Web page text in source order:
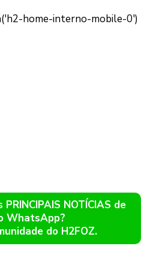
NOTÍCIAS de
WhatsApp?
do H2FOZ.